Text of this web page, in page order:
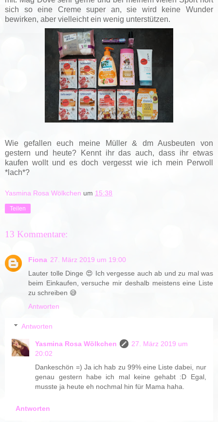
sich so eine Creme super an, sie wird keine Wunder
bewirken, aber vielleicht ein wenig unterstützen.
Wie gefallen euch meine Müller & dm Ausbeuten von
gestern und heute? Kennt ihr das auch, dass ihr etwas
kaufen wollt und es doch vergesst wie ich mein Perwoll
*lach*?
Yasmina Rosa Wölkchen um 15:38
Teilen
13 Kommentare:
Fiona 27. März 2019 um 19:00
Lauter tolle Dinge 😍 Ich vergesse auch ab und zu mal was
beim Einkaufen, versuche mir deshalb meistens eine Liste
zu schreiben 😅
Antworten
Antworten
Yasmina Rosa Wölkchen
27. März 2019 um
20:02
Dankeschön =) Ja ich hab zu 99% eine Liste dabei, nur
genau gestern habe ich mal keine gehabt :D Egal,
musste ja heute eh nochmal hin für Mama haha.
Antworten